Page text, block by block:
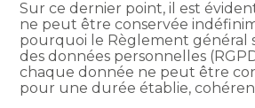
Sur ce dernier point, il est
ne peut être conservée
pourquoi le Règlement général
des données personnelles
chaque donnée ne peut être
pour une durée établie,